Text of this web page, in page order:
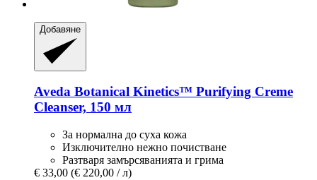
Добавяне
Aveda Botanical Kinetics™ Purifying Creme
Cleanser, 150 мл
За нормална до суха кожа
Изключително нежно почистване
Разтваря замърсяванията и грима
€ 33,00 (€ 220,00 / л)